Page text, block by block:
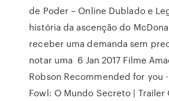
de Poder – Online Dublado e
história da ascenção do
receber uma demanda sem
notar uma 6 Jan 2017 Filme
Robson Recommended for you
Fowl: O Mundo Secreto | Trailer